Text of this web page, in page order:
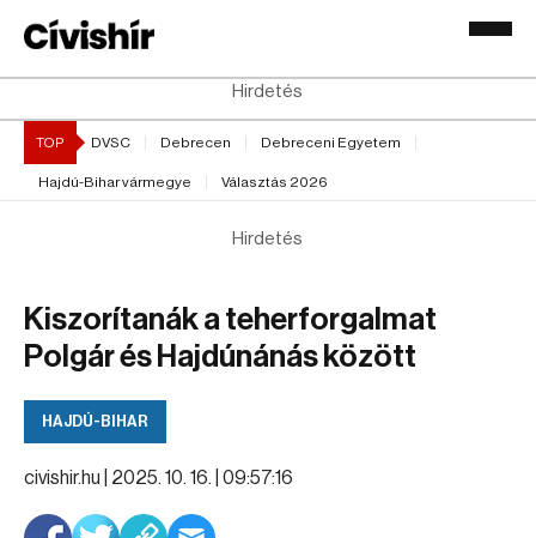
Hirdetés
TOP DVSC Debrecen Debreceni Egyetem
Hajdú-Bihar vármegye Választás 2026
Hirdetés
Kiszorítanák a teherforgalmat
Polgár és Hajdúnánás között
HAJDÚ-BIHAR
civishir.hu | 2025. 10. 16. | 09:57:16